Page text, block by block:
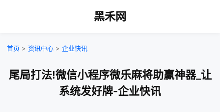
黑禾网
首页 > 资讯中心 > 企业快讯
尾局打法!微信小程序微乐麻将助赢神器_让
系统发好牌-企业快讯